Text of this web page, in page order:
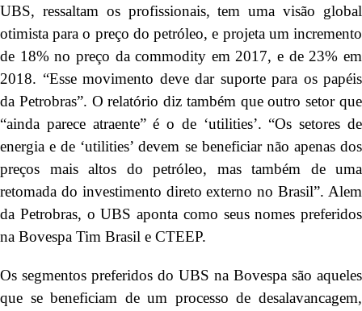
UBS, ressaltam os profissionais, tem uma visão global
otimista para o preço do petróleo, e projeta um incremento
de 18% no preço da commodity em 2017, e de 23% em
2018. “Esse movimento deve dar suporte para os papéis
da Petrobras”. O relatório diz também que outro setor que
“ainda parece atraente” é o de ‘utilities’. “Os setores de
energia e de ‘utilities’ devem se beneficiar não apenas dos
preços mais altos do petróleo, mas também de uma
retomada do investimento direto externo no Brasil”. Alem
da Petrobras, o UBS aponta como seus nomes preferidos
na Bovespa Tim Brasil e CTEEP.
Os segmentos preferidos do UBS na Bovespa são aqueles
que se beneficiam de um processo de desalavancagem,